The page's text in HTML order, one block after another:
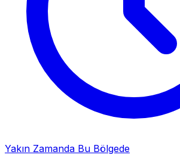
Yakın Zamanda Bu Bölgede